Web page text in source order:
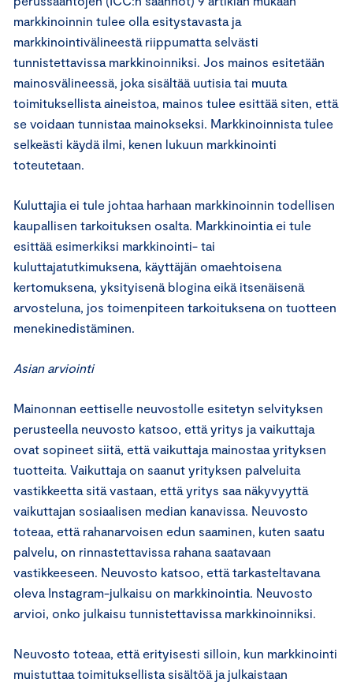
markkinoinnin tulee olla esitystavasta ja
markkinointivälineestä riippumatta selvästi
tunnistettavissa markkinoinniksi. Jos mainos esitetään
mainosvälineessä, joka sisältää uutisia tai muuta
toimituksellista aineistoa, mainos tulee esittää siten, että
se voidaan tunnistaa mainokseksi. Markkinoinnista tulee
selkeästi käydä ilmi, kenen lukuun markkinointi
toteutetaan.
Kuluttajia ei tule johtaa harhaan markkinoinnin todellisen
kaupallisen tarkoituksen osalta. Markkinointia ei tule
esittää esimerkiksi markkinointi- tai
kuluttajatutkimuksena, käyttäjän omaehtoisena
kertomuksena, yksityisenä blogina eikä itsenäisenä
arvosteluna, jos toimenpiteen tarkoituksena on tuotteen
menekinedistäminen.
Asian arviointi
Mainonnan eettiselle neuvostolle esitetyn selvityksen
perusteella neuvosto katsoo, että yritys ja vaikuttaja
ovat sopineet siitä, että vaikuttaja mainostaa yrityksen
tuotteita. Vaikuttaja on saanut yrityksen palveluita
vastikkeetta sitä vastaan, että yritys saa näkyvyyttä
vaikuttajan sosiaalisen median kanavissa. Neuvosto
toteaa, että rahanarvoisen edun saaminen, kuten saatu
palvelu, on rinnastettavissa rahana saatavaan
vastikkeeseen. Neuvosto katsoo, että tarkasteltavana
oleva Instagram-julkaisu on markkinointia. Neuvosto
arvioi, onko julkaisu tunnistettavissa markkinoinniksi.
Neuvosto toteaa, että erityisesti silloin, kun markkinointi
muistuttaa toimituksellista sisältöä ja julkaistaan